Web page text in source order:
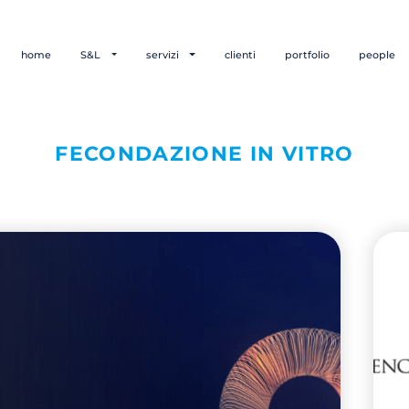
home S&L servizi clienti portfolio people
FECONDAZIONE IN VITRO